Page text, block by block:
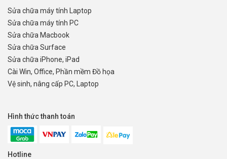
Sửa chữa máy tính Laptop
Sửa chữa máy tính PC
Sửa chữa Macbook
Sửa chữa Surface
Sửa chữa iPhone, iPad
Cài Win, Office, Phần mềm Đồ họa
Vệ sinh, nâng cấp PC, Laptop
Hình thức thanh toán
Hotline